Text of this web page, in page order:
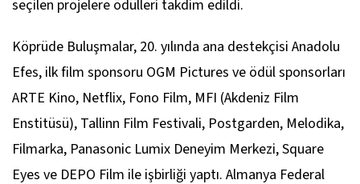
seçilen projelere ödülleri takdim edildi.
Köprüde Buluşmalar, 20. yılında ana destekçisi Anadolu
Efes, ilk film sponsoru OGM Pictures ve ödül sponsorları
ARTE Kino, Netflix, Fono Film, MFI (Akdeniz Film
Enstitüsü), Tallinn Film Festivali, Postgarden, Melodika,
Filmarka, Panasonic Lumix Deneyim Merkezi, Square
Eyes ve DEPO Film ile işbirliği yaptı. Almanya Federal